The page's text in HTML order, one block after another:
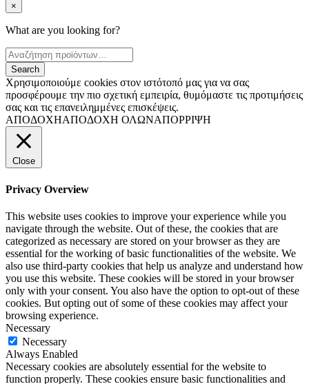
×
What are you looking for?
Χρησιμοποιούμε cookies στον ιστότοπό μας για να σας
προσφέρουμε την πιο σχετική εμπειρία, θυμόμαστε τις προτιμήσεις
σας και τις επανειλημμένες επισκέψεις.
ΑΠΟΔΟΧΗΑΠΟΔΟΧΗ ΟΛΩΝΑΠΟΡΡΙΨΗ
Close
Privacy Overview
This website uses cookies to improve your experience while you
navigate through the website. Out of these, the cookies that are
categorized as necessary are stored on your browser as they are
essential for the working of basic functionalities of the website. We
also use third-party cookies that help us analyze and understand how
you use this website. These cookies will be stored in your browser
only with your consent. You also have the option to opt-out of these
cookies. But opting out of some of these cookies may affect your
browsing experience.
Necessary
Necessary
Always Enabled
Necessary cookies are absolutely essential for the website to
function properly. These cookies ensure basic functionalities and